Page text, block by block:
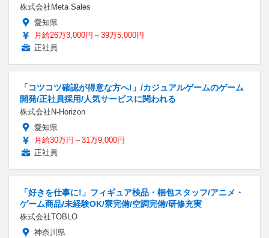
株式会社Meta Sales
愛知県
月給26万3,000円～39万5,000円
正社員
「コツコツ確認が得意な方へ!」/カジュアルゲームのゲーム
開発/正社員採用/人気サービスに関われる
株式会社N-Horizon
愛知県
月給30万円～31万9,000円
正社員
「好きを仕事に!」フィギュア検品・梱包スタッフ/アニメ・
ゲーム商品/未経験OK/寮完備/空調完備/研修充実
株式会社TOBLO
神奈川県